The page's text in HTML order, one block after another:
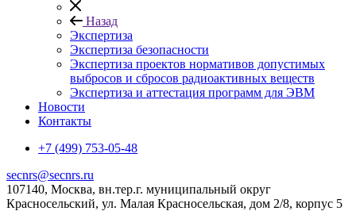
Назад
Экспертиза
Экспертиза безопасности
Экспертиза проектов нормативов допустимых
выбросов и сбросов радиоактивных веществ
Экспертиза и аттестация программ для ЭВМ
Новости
Контакты
+7 (499) 753-05-48
secnrs@secnrs.ru
107140, Москва, вн.тер.г. муниципальный округ
Красносельский, ул. Малая Красносельская, дом 2/8, корпус 5